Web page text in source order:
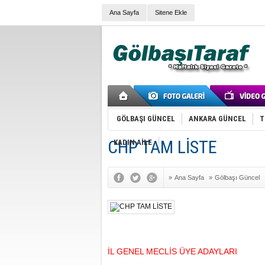
Ana Sayfa Sitene Ekle
GÖLBAŞI GÜNCEL ANKARA GÜNCEL
KADIN AİLE
CHP TAM LİSTE
» Ana Sayfa » Gölbaşı Güncel
İL GENEL MECLİS ÜYE ADAYLARI